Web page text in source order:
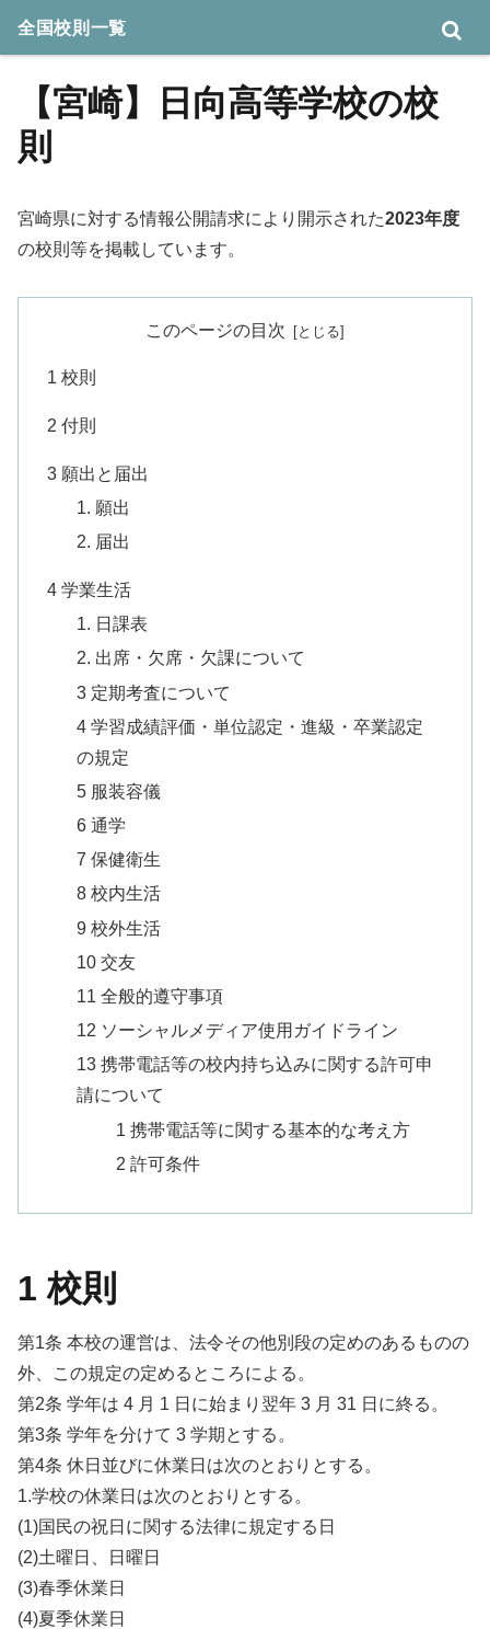
【宮崎】日向高等学校の校
則
宮崎県に対する情報公開請求により開示された2023年度
の校則等を掲載しています。
このページの目次
1 校則
2 付則
3 願出と届出
1. 願出
2. 届出
4 学業生活
1. 日課表
2. 出席・欠席・欠課について
3 定期考査について
4 学習成績評価・単位認定・進級・卒業認定
の規定
5 服装容儀
6 通学
7 保健衛生
8 校内生活
9 校外生活
10 交友
11 全般的遵守事項
12 ソーシャルメディア使用ガイドライン
13 携帯電話等の校内持ち込みに関する許可申
請について
1 携帯電話等に関する基本的な考え方
2 許可条件
1 校則
第1条 本校の運営は、法令その他別段の定めのあるものの
外、この規定の定めるところによる。
第2条 学年は 4 月 1 日に始まり翌年 3 月 31 日に終る。
第3条 学年を分けて 3 学期とする。
第4条 休日並びに休業日は次のとおりとする。
1.学校の休業日は次のとおりとする。
(1)国民の祝日に関する法律に規定する日
(2)土曜日、日曜日
(3)春季休業日
(4)夏季休業日
全国校則一覧